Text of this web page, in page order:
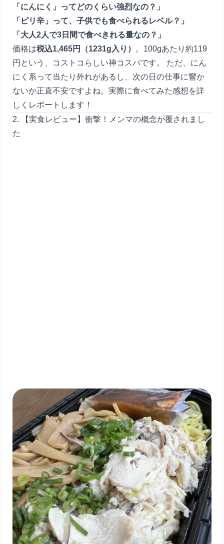
「にんにく」ってどのくらい強烈なの？」
「ピリ辛」って、子供でも食べられるレベル？」
「大人2人で3日間で食べきれる量なの？」
価格は税込1,465円（1231g入り）
。100gあたり約119
円という、コストコらしい神コスパです。 ただ、にん
にく系って当たり外れがあるし、次の日の仕事に響か
ないか正直不安ですよね。実際に食べてみた感想を詳
しくレポートします！
2. 【実食レビュー】衝撃！メンマの概念が覆されまし
た